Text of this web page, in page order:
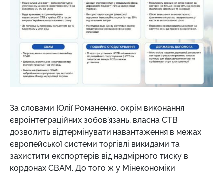
За словами Юлії Романенко, окрім виконання
євроінтеграційних зобов’язань, власна СТВ
дозволить відтермінувати навантаження в межах
європейської системи торгівлі викидами та
захистити експортерів від надмірного тиску в
кордонах СВАМ. До того ж у Мінекономіки